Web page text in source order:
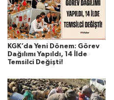
KGK’da Yeni Dönem: Görev
Dağılımı Yapıldı, 14 İlde
Temsilci Değişti!